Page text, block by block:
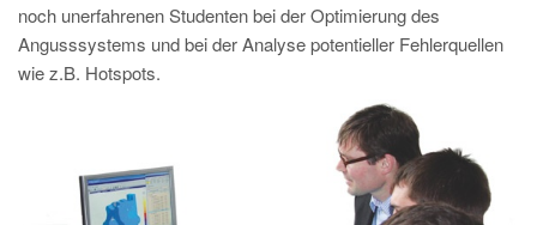
noch unerfahrenen Studenten bei der Optimierung des
Angusssystems und bei der Analyse potentieller Fehlerquellen
wie z.B. Hotspots.